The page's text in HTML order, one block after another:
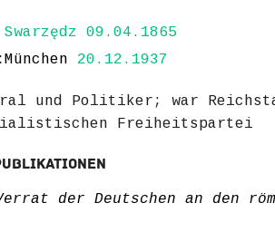
Swarzędz 09.04.1865
München 20.12.1937
und Politiker; war
Freiheitspartei
der Deutschen an den